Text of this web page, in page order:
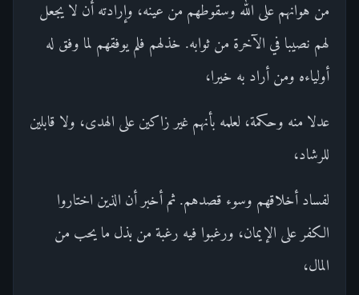
من هوانهم على الله وسقوطهم من عينه، وإرادته أن لا يجعل
لهم نصيبا في الآخرة من ثوابه. خذلهم فلم يوفقهم لما وفق له
أولياءه ومن أراد به خيرا،
عدلا منه وحكمة، لعلمه بأنهم غير زاكين على الهدى، ولا قابلين
للرشاد،
لفساد أخلاقهم وسوء قصدهم. ثم أخبر أن الذين اختاروا
الكفر على الإيمان، ورغبوا فيه رغبة من بذل ما يحب من
المال،